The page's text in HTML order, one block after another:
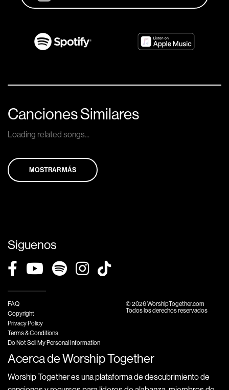
Canciones Similares
Loading related songs...
MOSTRAR MÁS
Siguenos
FAQ
Copyright
Privacy Policy
Terms & Conditions
Do Not Sell My Personal Information
© 2026 WorshipTogether.com
Todos los derechos reservados
Acerca de Worship Together
Worship Together es una plataforma de descubrimiento de